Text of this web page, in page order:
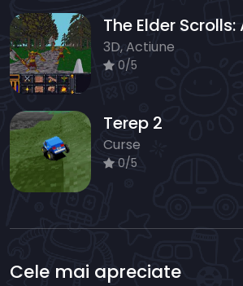
The Elder Scrolls:
3D, Actiune
0/5
Terep 2
Curse
0/5
Cele mai apreciate